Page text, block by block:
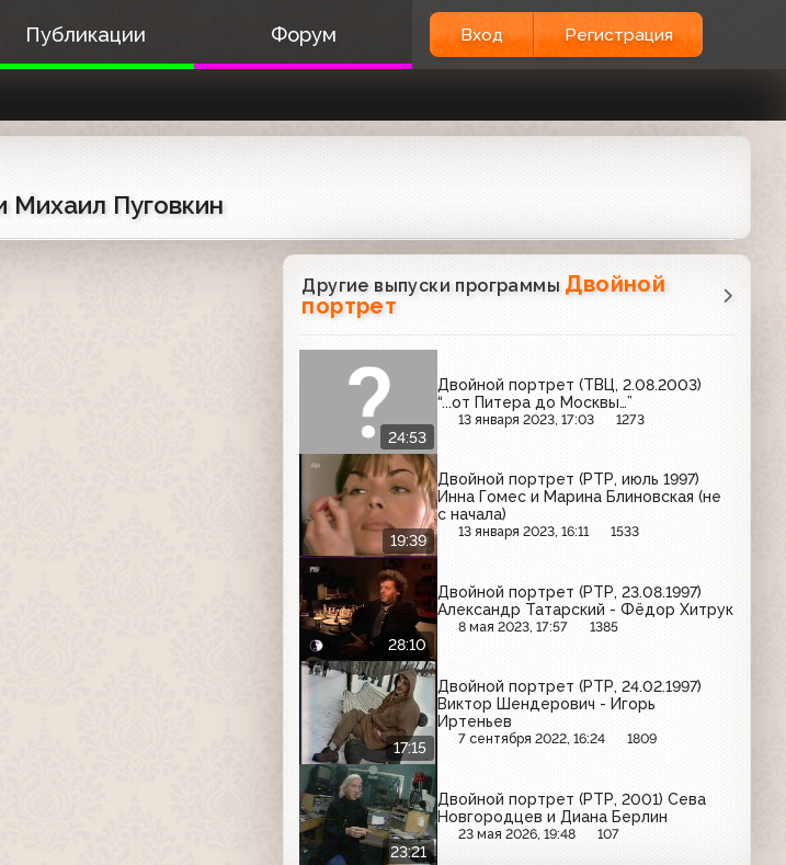
Публикации Форум Вход Регистрация
Пуговкин
Другие выпуски программы Двойной
портрет
24:53
Двойной портрет (ТВЦ, 2.08.2003)
“...от Питера до Москвы…”
13 января 2023, 17:03 1273
19:39
Двойной портрет (РТР, июль 1997)
Инна Гомес и Марина Блиновская (не
с начала)
13 января 2023, 16:11 1533
28:10
Двойной портрет (РТР, 23.08.1997)
Александр Татарский - Фёдор Хитрук
8 мая 2023, 17:57 1385
17:15
Двойной портрет (РТР, 24.02.1997)
Виктор Шендерович - Игорь
Иртеньев
7 сентября 2022, 16:24 1809
23:21
Двойной портрет (РТР, 2001) Сева
Новгородцев и Диана Берлин
23 мая 2026, 19:48 107